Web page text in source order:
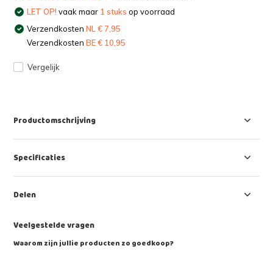
LET OP! vaak maar 1 stuks op voorraad
VerzendkostenNL € 7,95
VerzendkostenBE € 10,95
Vergelijk
Productomschrijving
Specificaties
Delen
Veelgestelde vragen
Waarom zijn jullie producten zo goedkoop?